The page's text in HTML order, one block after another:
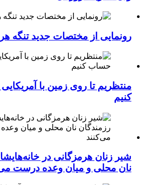
رونمایی از مختصات جدید تنگه
منتظریم تا روی زمین با
کنیم
شیر زنان هرمزگانی در
نان محلی و میان وعده درست